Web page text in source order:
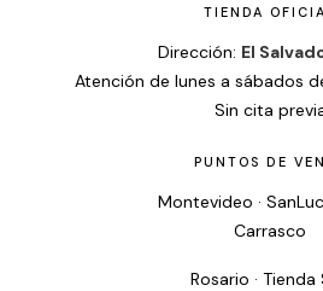
TIENDA
Dirección: El
Atención de lunes a sábados
Sin cita
PUNTOS DE
Montevideo ·
Carrasco
Rosario · Tienda